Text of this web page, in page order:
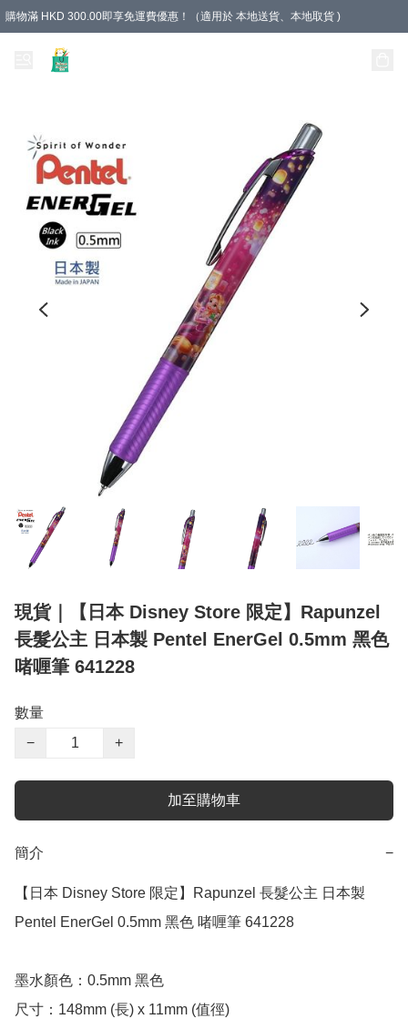
購物滿 HKD 300.00即享免運費優惠！（適用於 本地送貨、本地取貨 )
現貨｜【日本 Disney Store 限定】Rapunzel
長髮公主 日本製 Pentel EnerGel 0.5mm 黑色
啫喱筆 641228
數量
−
+
加至購物車
簡介 −
【日本 Disney Store 限定】Rapunzel 長髮公主 日本製
Pentel EnerGel 0.5mm 黑色 啫喱筆 641228
墨水顏色：0.5mm 黑色
尺寸：148mm (長) x 11mm (值徑)